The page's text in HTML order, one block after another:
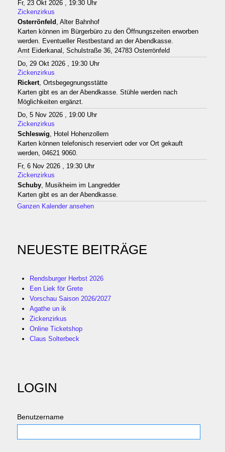
Fr, 23 Okt 2026 , 19:30 Uhr
Zickenzirkus
Osterrönfeld , Alter Bahnhof
Karten können im Bürgerbüro zu den Öffnungszeiten erworben
werden. Eventueller Restbestand an der Abendkasse.
Amt Eiderkanal, Schulstraße 36, 24783 Osterrönfeld
Do, 29 Okt 2026 , 19:30 Uhr
Zickenzirkus
Rickert, Ortsbegegnungsstätte
Karten gibt es an der Abendkasse. Stühle werden nach
Möglichkeiten ergänzt.
Do, 5 Nov 2026 , 19:00 Uhr
Zickenzirkus
Schleswig, Hotel Hohenzollern
Karten können telefonisch reserviert oder vor Ort gekauft
werden, 04621 9060.
Fr, 6 Nov 2026 , 19:30 Uhr
Zickenzirkus
Schuby, Musikheim im Langredder
Karten gibt es an der Abendkasse.
Ganzen Kalender ansehen
NEUESTE BEITRÄGE
Rendsburger Herbst 2026
Een Liek för Grete
Vorschau Saison 2026/2027
Agathe un ik
Zickenzirkus
Online Ticketshop
Claus Solterbeck
LOGIN
Benutzername